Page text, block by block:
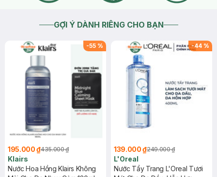
GỢI Ý DÀNH RIÊNG CHO BẠN
-55 %
195.000 ₫435.000 ₫
Klairs
Nước Hoa Hồng Klairs Không
-44 %
139.000 ₫249.000 ₫
L'Oreal
Nước Tẩy Trang L'Oreal Tươi